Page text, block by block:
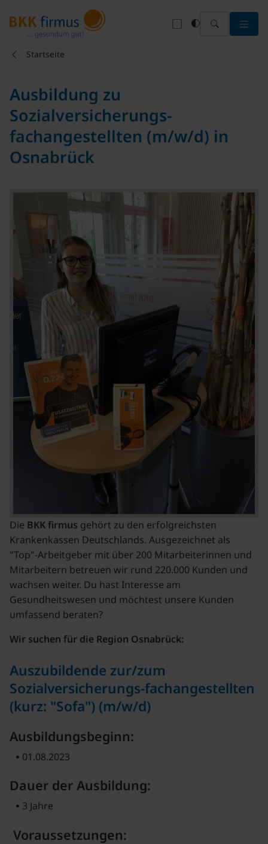
Startseite
Ausbildung zu
Sozialversicherungs-
fachangestellten (m/w/d) in
Osnabrück
Die BKK firmus gehört zu den erfolgreichsten
Krankenkassen Deutschlands. Ausgezeichnet als
"Top"-Arbeitgeber mit über 200 Mitarbeiterinnen und
Mitarbeitern betreuen wir rund 220.000 Kunden und
wachsen weiter. Du hast Interesse am
Gesundheitswesen und möchtest unsere Kunden
umfassend beraten?
Wir suchen für die Region Osnabrück:
Auszubildende zur/zum
Sozialversicherungs-fachangestellten
(kurz: "Sofa") (m/w/d)
Ausbildungsbeginn:
01.08.2023
Dauer der Ausbildung:
3 Jahre
Voraussetzungen: